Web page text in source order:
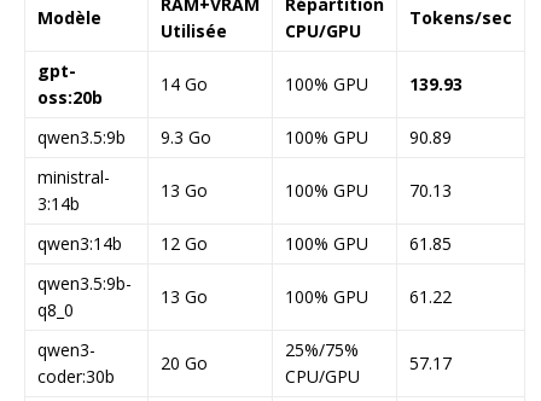
Modèle
Utilisée
CPU/GPU
Tokens/sec
gpt-
oss:20b
14 Go 100% GPU 139.93
qwen3.5:9b 9.3 Go 100% GPU
90.89
ministral-
3:14b
13 Go 100% GPU 70.13
qwen3:14b 12 Go 100% GPU
61.85
qwen3.5:9b-
q8_0
13 Go 100% GPU 61.22
qwen3-
coder:30b
20 Go
25%/75%
CPU/GPU
57.17